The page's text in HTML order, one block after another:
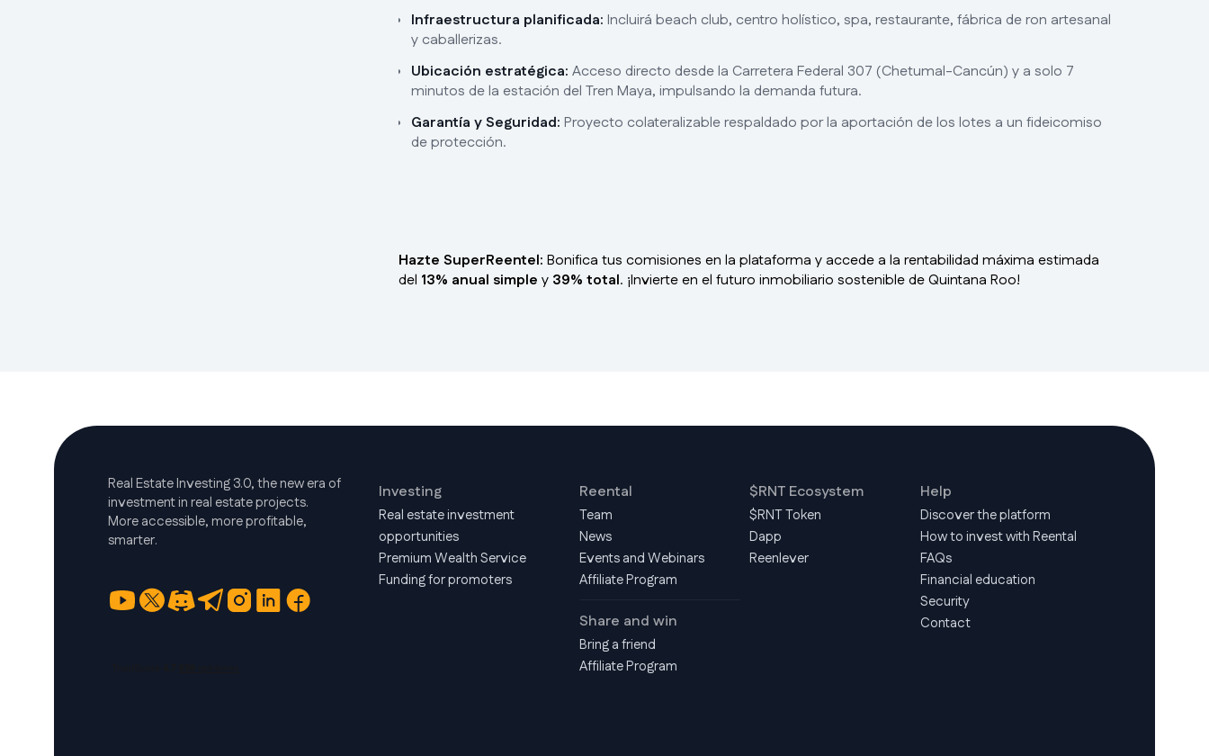
Infraestructura planificada: Incluirá beach club, centro holístico, spa, restaurante, fábrica de ron artesanal
y caballerizas.
Ubicación estratégica: Acceso directo desde la Carretera Federal 307 (Chetumal-Cancún) y a solo 7
minutos de la estación del Tren Maya, impulsando la demanda futura.
Garantía y Seguridad: Proyecto colateralizable respaldado por la aportación de los lotes a un fideicomiso
de protección.
Hazte SuperReentel: Bonifica tus comisiones en la plataforma y accede a la rentabilidad máxima estimada
del 13% anual simple y 39% total. ¡Invierte en el futuro inmobiliario sostenible de Quintana Roo!
Real Estate Investing 3.0, the new era of
investment in real estate projects.
More accessible, more profitable,
smarter.
Investing
Real estate investment
opportunities
Premium Wealth Service
Funding for promoters
Reental
Team
News
Events and Webinars
Affiliate Program
Share and win
Bring a friend
Affiliate Program
$RNT Ecosystem
$RNT Token
Dapp
Reenlever
Help
Discover the platform
How to invest with Reental
FAQs
Financial education
Security
Contact